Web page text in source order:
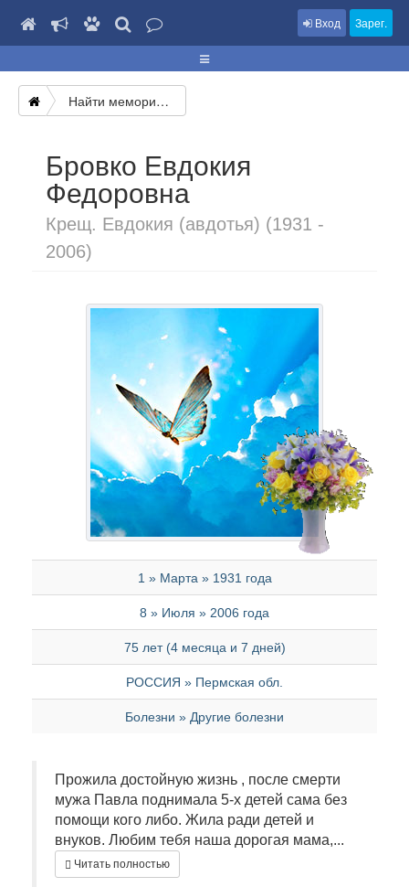
Вход Зарег.
Найти мемориал
Бровко Евдокия
Федоровна
Крещ. Евдокия (авдотья) (1931 -
2006)
1 » Марта » 1931 года
8 » Июля » 2006 года
75 лет (4 месяца и 7 дней)
РОССИЯ » Пермская обл.
Болезни » Другие болезни
Прожила достойную жизнь , после смерти
мужа Павла поднимала 5-х детей сама без
помощи кого либо. Жила ради детей и
внуков. Любим тебя наша дорогая мама,...
Читать полностью